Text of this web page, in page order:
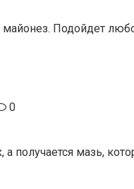
Подойдет
0
а получается мазь,